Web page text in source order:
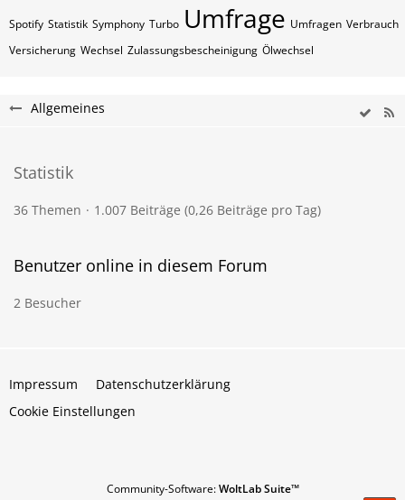
Spotify Statistik Symphony Turbo Umfrage Umfragen Verbrauch
Versicherung Wechsel Zulassungsbescheinigung Ölwechsel
Allgemeines
Statistik
36 Themen 1.007 Beiträge (0,26 Beiträge pro Tag)
Benutzer online in diesem Forum
2 Besucher
Impressum
Datenschutzerklärung
Cookie Einstellungen
Community-Software:WoltLab Suite™